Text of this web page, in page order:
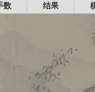
数 结果